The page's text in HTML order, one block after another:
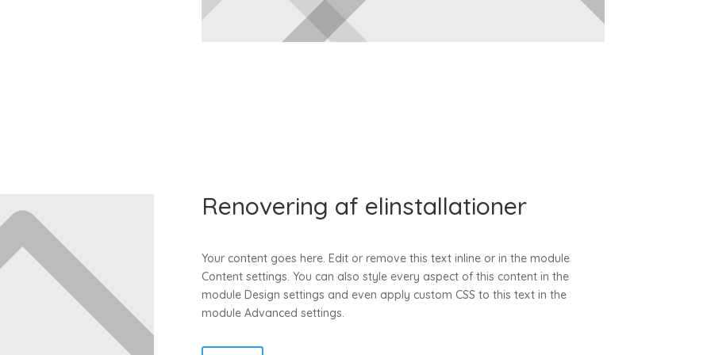
Renovering af elinstallationer
Your content goes here. Edit or remove this text inline or in the module
Content settings. You can also style every aspect of this content in the
module Design settings and even apply custom CSS to this text in the
module Advanced settings.